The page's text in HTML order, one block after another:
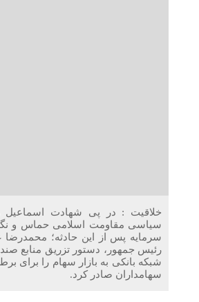
خلاقیت : در پی شهادت اسماعیل
سیاسی مقاومت اسلامی حماس و
سرمایه پس از این حادثه؛
رئیس جمهور، دستور تزریق منابع
شبکه بانکی به بازار سهام را برای
سهامداران صادر کرد.